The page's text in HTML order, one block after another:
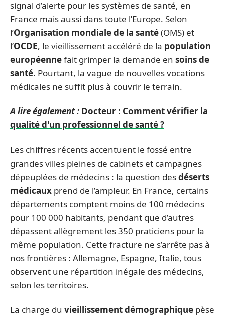
signal d’alerte pour les systèmes de santé, en
France mais aussi dans toute l’Europe. Selon
l’Organisation mondiale de la santé(OMS) et
l’OCDE, le vieillissement accéléré de la population
européennefait grimper la demande en soins de
santé. Pourtant, la vague de nouvelles vocations
médicales ne suffit plus à couvrir le terrain.
A lire également : Docteur : Comment vérifier la
qualité d'un professionnel de santé ?
Les chiffres récents accentuent le fossé entre
grandes villes pleines de cabinets et campagnes
dépeuplées de médecins : la question desdéserts
médicaux prend de l’ampleur. En France, certains
départements comptent moins de 100 médecins
pour 100 000 habitants, pendant que d’autres
dépassent allègrement les 350 praticiens pour la
même population. Cette fracture ne s’arrête pas à
nos frontières : Allemagne, Espagne, Italie, tous
observent une répartition inégale des médecins,
selon les territoires.
La charge du vieillissement démographique pèse